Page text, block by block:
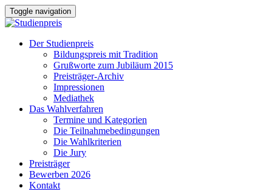
Toggle navigation
Der Studienpreis
Bildungspreis mit Tradition
Grußworte zum Jubiläum 2015
Preisträger-Archiv
Impressionen
Mediathek
Das Wahlverfahren
Termine und Kategorien
Die Teilnahmebedingungen
Die Wahlkriterien
Die Jury
Preisträger
Bewerben 2026
Kontakt